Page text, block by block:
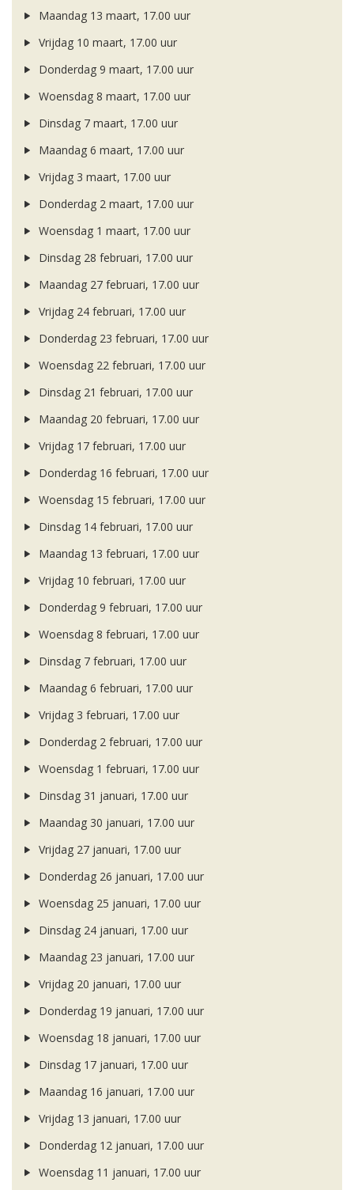
Maandag 13 maart, 17.00 uur
Vrijdag 10 maart, 17.00 uur
Donderdag 9 maart, 17.00 uur
Woensdag 8 maart, 17.00 uur
Dinsdag 7 maart, 17.00 uur
Maandag 6 maart, 17.00 uur
Vrijdag 3 maart, 17.00 uur
Donderdag 2 maart, 17.00 uur
Woensdag 1 maart, 17.00 uur
Dinsdag 28 februari, 17.00 uur
Maandag 27 februari, 17.00 uur
Vrijdag 24 februari, 17.00 uur
Donderdag 23 februari, 17.00 uur
Woensdag 22 februari, 17.00 uur
Dinsdag 21 februari, 17.00 uur
Maandag 20 februari, 17.00 uur
Vrijdag 17 februari, 17.00 uur
Donderdag 16 februari, 17.00 uur
Woensdag 15 februari, 17.00 uur
Dinsdag 14 februari, 17.00 uur
Maandag 13 februari, 17.00 uur
Vrijdag 10 februari, 17.00 uur
Donderdag 9 februari, 17.00 uur
Woensdag 8 februari, 17.00 uur
Dinsdag 7 februari, 17.00 uur
Maandag 6 februari, 17.00 uur
Vrijdag 3 februari, 17.00 uur
Donderdag 2 februari, 17.00 uur
Woensdag 1 februari, 17.00 uur
Dinsdag 31 januari, 17.00 uur
Maandag 30 januari, 17.00 uur
Vrijdag 27 januari, 17.00 uur
Donderdag 26 januari, 17.00 uur
Woensdag 25 januari, 17.00 uur
Dinsdag 24 januari, 17.00 uur
Maandag 23 januari, 17.00 uur
Vrijdag 20 januari, 17.00 uur
Donderdag 19 januari, 17.00 uur
Woensdag 18 januari, 17.00 uur
Dinsdag 17 januari, 17.00 uur
Maandag 16 januari, 17.00 uur
Vrijdag 13 januari, 17.00 uur
Donderdag 12 januari, 17.00 uur
Woensdag 11 januari, 17.00 uur